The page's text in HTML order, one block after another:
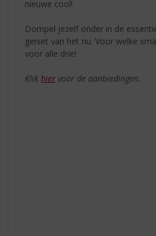
nieuwe cool!
Dompel jezelf onder in de
geniet van het nu. Voor welke
voor alle drie!
Klikhier voor de aanbiedingen.